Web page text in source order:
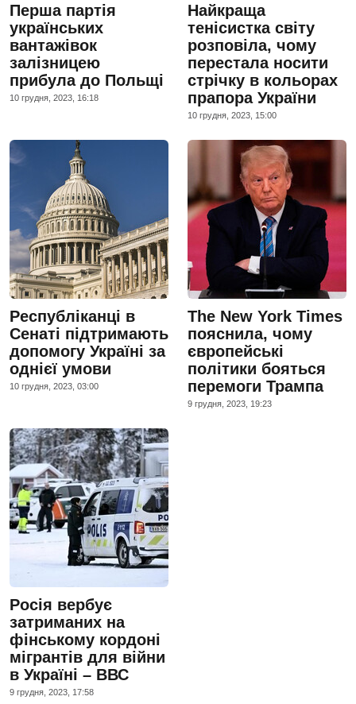
Перша партія
українських
вантажівок
залізницею
прибула до Польщі
10 грудня, 2023, 16:18
Найкраща
тенісистка світу
розповіла, чому
перестала носити
стрічку в кольорах
прапора України
10 грудня, 2023, 15:00
Республіканці в
Сенаті підтримають
допомогу Україні за
однієї умови
10 грудня, 2023, 03:00
The New York Times
пояснила, чому
європейські
політики бояться
перемоги Трампа
9 грудня, 2023, 19:23
Росія вербує
затриманих на
фінському кордоні
мігрантів для війни
в Україні – ВВС
9 грудня, 2023, 17:58